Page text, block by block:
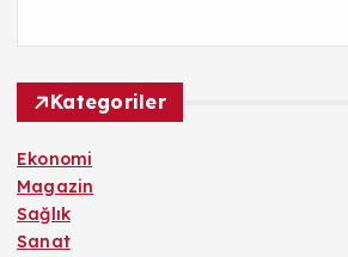
Kategoriler
Ekonomi
Magazin
Sağlık
Sanat